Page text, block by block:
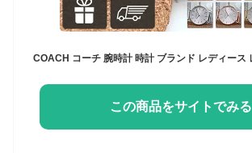
この商品をサイトでみる